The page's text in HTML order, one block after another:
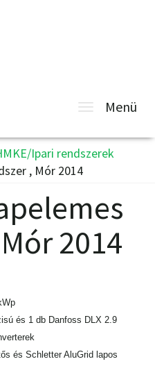
Toggle
Menü
Ipari rendszerek
, Mór 2014
2014
és 1 db Danfoss DLX 2.9
és Schletter AluGrid lapos